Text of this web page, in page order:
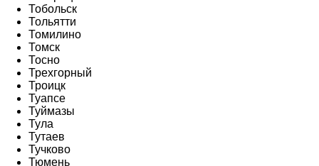
Тобольск
Тольятти
Томилино
Томск
Тосно
Трехгорный
Троицк
Туапсе
Туймазы
Тула
Тутаев
Тучково
Тюмень